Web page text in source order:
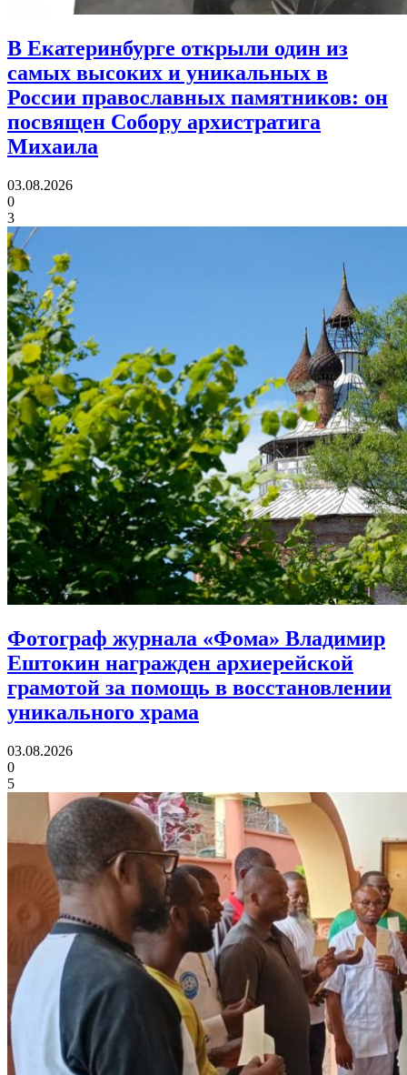
В Екатеринбурге открыли один из
самых высоких и уникальных в
России православных памятников: он
посвящен Собору архистратига
Михаила
03.08.2026
0
3
Фотограф журнала «Фома» Владимир
Ештокин награжден архиерейской
грамотой за помощь в восстановлении
уникального храма
03.08.2026
0
5